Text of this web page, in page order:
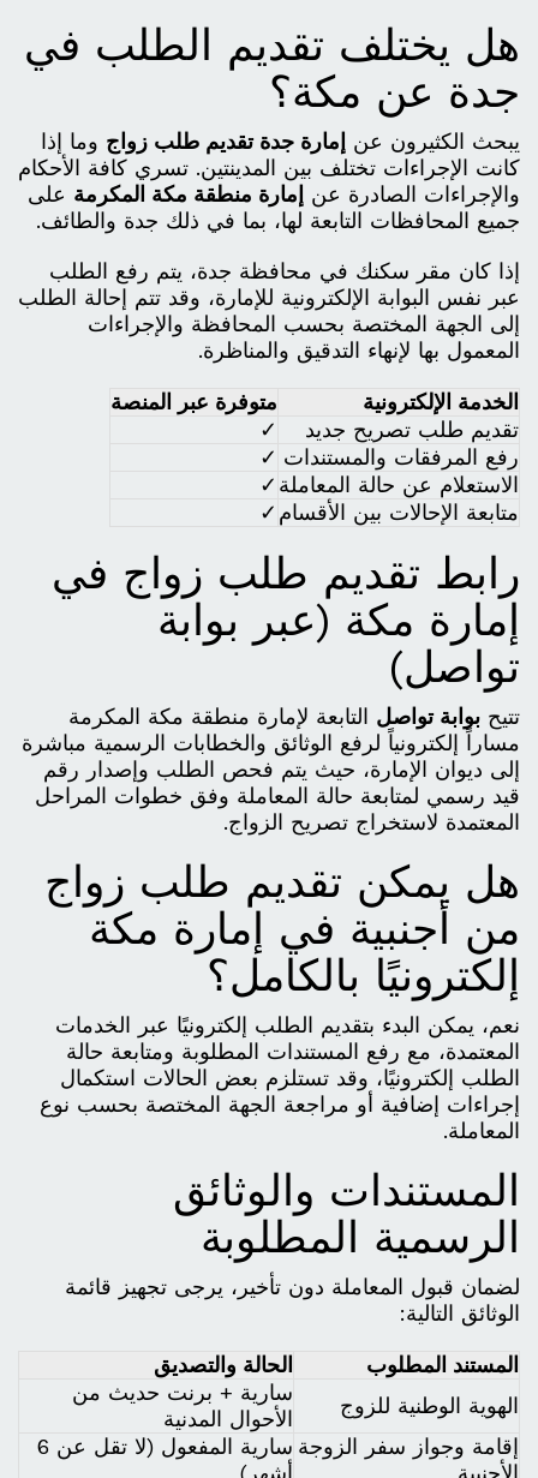
هل يختلف تقديم الطلب في
جدة عن مكة؟
يبحث الكثيرون عن إمارة جدة تقديم طلب زواج وما إذا
كانت الإجراءات تختلف بين المدينتين. تسري كافة الأحكام
والإجراءات الصادرة عن
إمارة منطقة مكة المكرمة على
جميع المحافظات التابعة لها، بما في ذلك جدة والطائف.
إذا كان مقر سكنك في محافظة جدة، يتم رفع الطلب
عبر نفس البوابة الإلكترونية للإمارة، وقد تتم إحالة الطلب
إلى الجهة المختصة بحسب المحافظة والإجراءات
المعمول بها لإنهاء التدقيق والمناظرة.
الخدمة الإلكترونية
متوفرة عبر المنصة
تقديم طلب تصريح جديد
✓
رفع المرفقات والمستندات ✓
الاستعلام عن حالة المعاملة ✓
متابعة الإحالات بين الأقسام ✓
رابط تقديم طلب زواج في
إمارة مكة (عبر بوابة
تواصل)
تتيح بوابة تواصل التابعة لإمارة منطقة مكة المكرمة
مساراً إلكترونياً لرفع الوثائق والخطابات الرسمية مباشرة
إلى ديوان الإمارة، حيث يتم فحص الطلب وإصدار رقم
قيد رسمي لمتابعة حالة المعاملة وفق خطوات المراحل
المعتمدة لاستخراج تصريح الزواج.
هل يمكن تقديم طلب زواج
من أجنبية في إمارة مكة
إلكترونيًا بالكامل؟
نعم، يمكن البدء بتقديم الطلب إلكترونيًا عبر الخدمات
المعتمدة، مع رفع المستندات المطلوبة ومتابعة حالة
الطلب إلكترونيًا، وقد تستلزم بعض الحالات استكمال
إجراءات إضافية أو مراجعة الجهة المختصة بحسب نوع
المعاملة.
المستندات والوثائق
الرسمية المطلوبة
لضمان قبول المعاملة دون تأخير، يرجى تجهيز قائمة
الوثائق التالية:
المستند المطلوب
الحالة والتصديق
الهوية الوطنية للزوج
سارية + برنت حديث من
الأحوال المدنية
إقامة وجواز سفر الزوجة
سارية المفعول (لا تقل عن 6